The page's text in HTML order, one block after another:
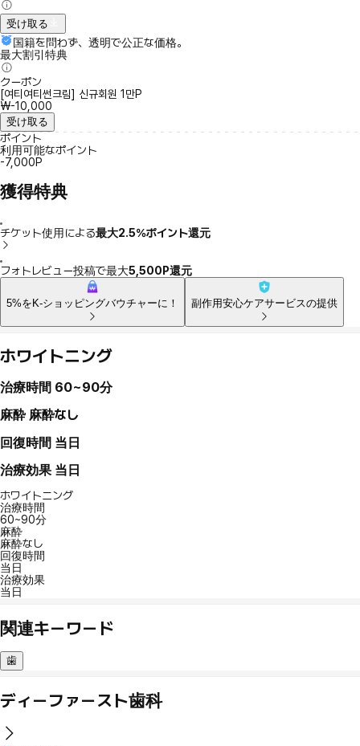
受け取る
国籍を問わず、透明で公正な価格。
最大割引特典
クーポン
[여티여티썬크림] 신규회원 1만P
₩-10,000
受け取る
ポイント
利用可能なポイント
-7,000P
獲得特典
チケット使用による最大2.5％ポイント還元
フォトレビュー投稿で最大5,500P還元
5%をK-ショッピングバウチャーに！ 副作用安心ケアサービスの提供
ホワイトニング
治療時間 60~90分
麻酔 麻酔なし
回復時間 当日
治療効果 当日
ホワイトニング
治療時間
60~90分
麻酔
麻酔なし
回復時間
当日
治療効果
当日
関連キーワード
歯
ディーファースト歯科